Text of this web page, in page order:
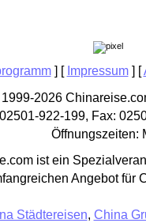
] [ Impressum] [
2026
922-199, Fax:
Öffnungszeiten:
ist ein
Angebot für
Städtereisen, China